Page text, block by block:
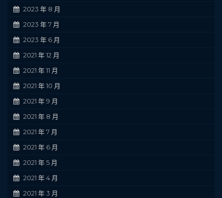
2023 年 8 月
2023 年 7 月
2023 年 6 月
2021 年 12 月
2021 年 11 月
2021 年 10 月
2021 年 9 月
2021 年 8 月
2021 年 7 月
2021 年 6 月
2021 年 5 月
2021 年 4 月
2021 年 3 月